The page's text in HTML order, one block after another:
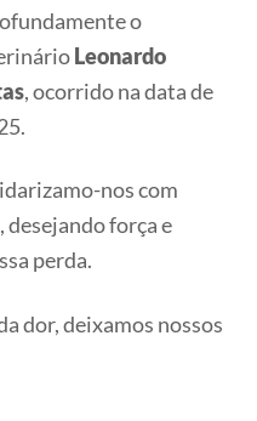
o
Leonardo
, ocorrido na data de
nos com
desejando força e
perda.
dor, deixamos nossos